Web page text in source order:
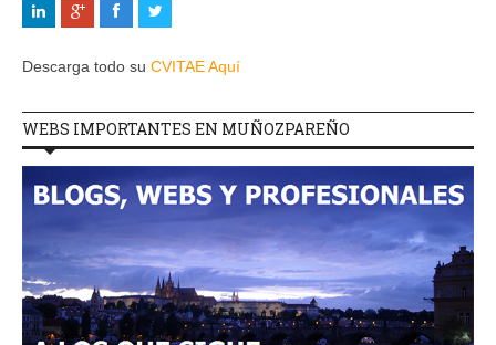
Descarga todo su CVITAE Aquí
WEBS IMPORTANTES EN MUÑOZPAREÑO